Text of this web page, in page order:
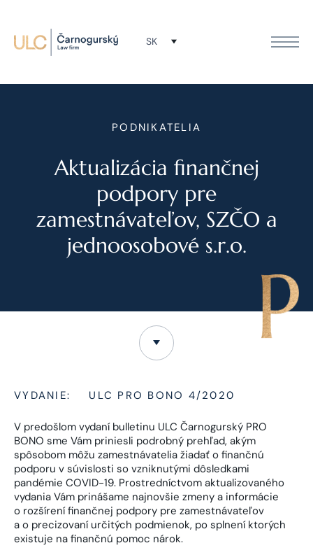
SK
PODNIKATELIA
Aktualizácia finančnej
podpory pre
zamestnávateľov, SZČO a
jednoosobové s.r.o.
VYDANIE: ULC PRO BONO 4/2020
V predošlom vydaní bulletinu ULC Čarnogurský PRO
BONO sme Vám priniesli podrobný prehľad, akým
spôsobom môžu zamestnávatelia žiadať o finančnú
podporu v súvislosti so vzniknutými dôsledkami
pandémie COVID-19. Prostredníctvom aktualizovaného
vydania Vám prinášame najnovšie zmeny a informácie
o rozšírení finančnej podpory pre zamestnávateľov
a o precizovaní určitých podmienok, po splnení ktorých
existuje na finančnú pomoc nárok.